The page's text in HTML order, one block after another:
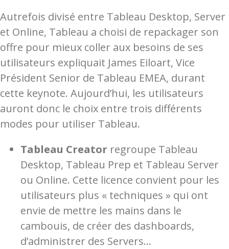
Autrefois divisé entre Tableau Desktop, Server
et Online, Tableau a choisi de repackager son
offre pour mieux coller aux besoins de ses
utilisateurs expliquait James Eiloart, Vice
Président Senior de Tableau EMEA, durant
cette keynote. Aujourd’hui, les utilisateurs
auront donc le choix entre trois différents
modes pour utiliser Tableau.
Tableau Creator regroupe Tableau
Desktop, Tableau Prep et Tableau Server
ou Online. Cette licence convient pour les
utilisateurs plus « techniques » qui ont
envie de mettre les mains dans le
cambouis, de créer des dashboards,
d’administrer des Servers…